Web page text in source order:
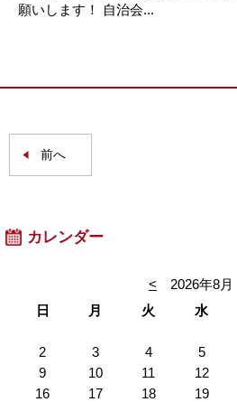
願いします！ 自治会...
前へ
カレンダー
< 2026年8月
日
月 火 水
2
3 4 5
9
10 11 12
16
17 18 19